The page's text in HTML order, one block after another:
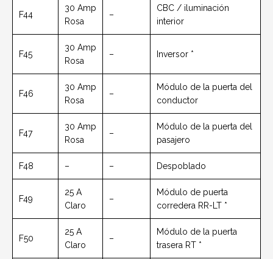
F44
30 Amp
Rosa
–
CBC / iluminación
interior
F45
30 Amp
Rosa
– Inversor *
F46
30 Amp
Rosa
–
Módulo de la puerta del
conductor
F47
30 Amp
Rosa
–
Módulo de la puerta del
pasajero
F48 – – Despoblado
F49
25 A
Claro
–
Módulo de puerta
corredera RR-LT *
F50
25 A
Claro
–
Módulo de la puerta
trasera RT *